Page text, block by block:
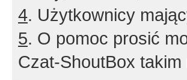
4. Użytkownicy
5. O pomoc prosić
Czat-ShoutBox